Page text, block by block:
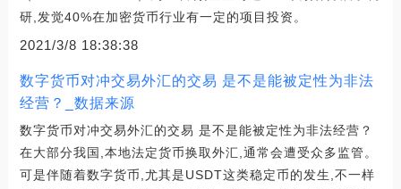
研,发觉40%在加密货币行业有一定的项目投资。
2021/3/8 18:38:38
数字货币对冲交易外汇的交易 是不是能被定性为非法
经营？_数据来源
数字货币对冲交易外汇的交易 是不是能被定性为非法经营？
在大部分我国,本地法定货币换取外汇,通常会遭受众多监管。
可是伴随着数字货币,尤其是USDT这类稳定币的发生,不一样